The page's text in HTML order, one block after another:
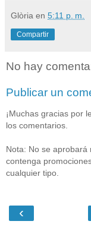
Glòria en 5:11 p. m.
Compartir
No hay
Publicar un
¡Muchas gracias por
los comentarios.
Nota: No se aprobará
contenga
cualquier tipo.
‹